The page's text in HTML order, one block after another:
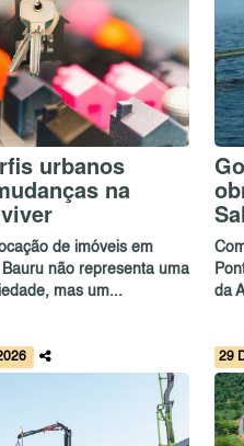
urbanos
na
de imóveis em
não representa uma
mas um...
da
29